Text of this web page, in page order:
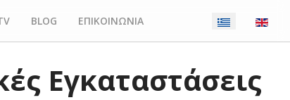
BLOG ΕΠΙΚΟΙΝΩΝΙΑ
Εγκαταστάσεις